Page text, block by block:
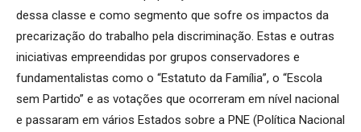
dessa classe e como segmento que sofre os impactos da
precarização do trabalho pela discriminação. Estas e outras
iniciativas empreendidas por grupos conservadores e
fundamentalistas como o “Estatuto da Família”, o “Escola
sem Partido” e as votações que ocorreram em nível nacional
e passaram em vários Estados sobre a PNE (Política Nacional